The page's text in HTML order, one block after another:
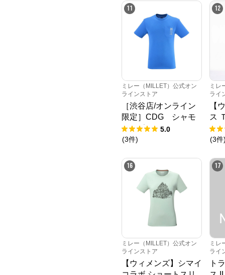
11
ミレー（MILLET）公式オン
ラインストア
［渋谷店/オンライン
限定］CDG シャモ
ニーポケット ショー
トスリーブ Tシャツ
5.0
(3件)
12
ミレ
ライ
【
ス
ス
(3件
16
ミレー（MILLET）公式オン
ラインストア
【ウィメンズ】シマイ
17
ミレ
ライ
ト